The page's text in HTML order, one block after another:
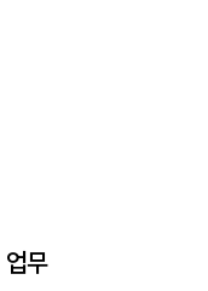
무